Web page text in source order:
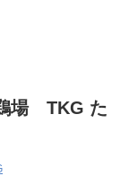
場 TKG た